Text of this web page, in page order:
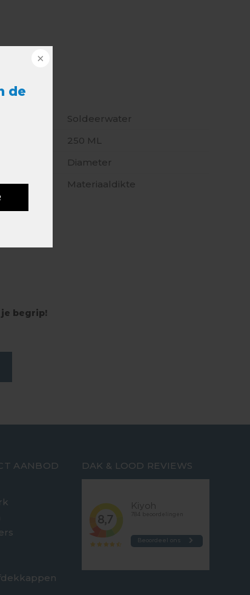
de
Soldeerwater
250 ML
Diameter
Materiaaldikte
begrip!
AANBOD
DAK & LOOD REVIEWS